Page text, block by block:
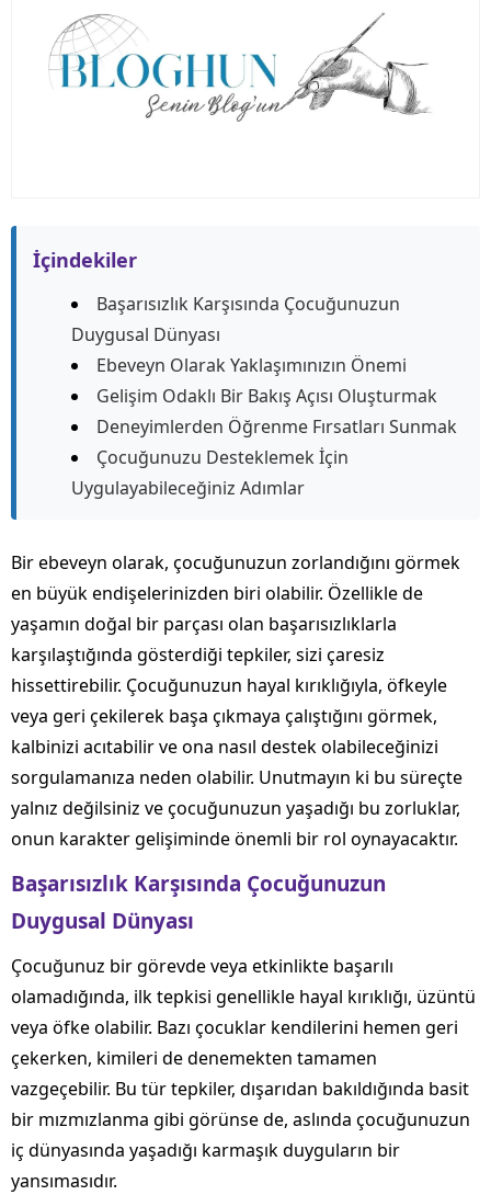
İçindekiler
Başarısızlık Karşısında Çocuğunuzun
Duygusal Dünyası
Ebeveyn Olarak Yaklaşımınızın Önemi
Gelişim Odaklı Bir Bakış Açısı Oluşturmak
Deneyimlerden Öğrenme Fırsatları Sunmak
Çocuğunuzu Desteklemek İçin
Uygulayabileceğiniz Adımlar
Bir ebeveyn olarak, çocuğunuzun zorlandığını görmek
en büyük endişelerinizden biri olabilir. Özellikle de
yaşamın doğal bir parçası olan başarısızlıklarla
karşılaştığında gösterdiği tepkiler, sizi çaresiz
hissettirebilir. Çocuğunuzun hayal kırıklığıyla, öfkeyle
veya geri çekilerek başa çıkmaya çalıştığını görmek,
kalbinizi acıtabilir ve ona nasıl destek olabileceğinizi
sorgulamanıza neden olabilir. Unutmayın ki bu süreçte
yalnız değilsiniz ve çocuğunuzun yaşadığı bu zorluklar,
onun karakter gelişiminde önemli bir rol oynayacaktır.
Başarısızlık Karşısında Çocuğunuzun
Duygusal Dünyası
Çocuğunuz bir görevde veya etkinlikte başarılı
olamadığında, ilk tepkisi genellikle hayal kırıklığı, üzüntü
veya öfke olabilir. Bazı çocuklar kendilerini hemen geri
çekerken, kimileri de denemekten tamamen
vazgeçebilir. Bu tür tepkiler, dışarıdan bakıldığında basit
bir mızmızlanma gibi görünse de, aslında çocuğunuzun
iç dünyasında yaşadığı karmaşık duyguların bir
yansımasıdır.